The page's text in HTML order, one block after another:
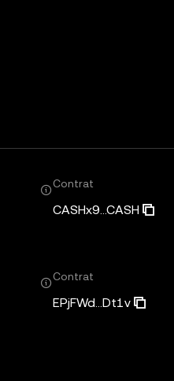
Ventures, Placeholder,
Contrat
CASHx9...CASH
Contrat
EPjFWd...Dt1v